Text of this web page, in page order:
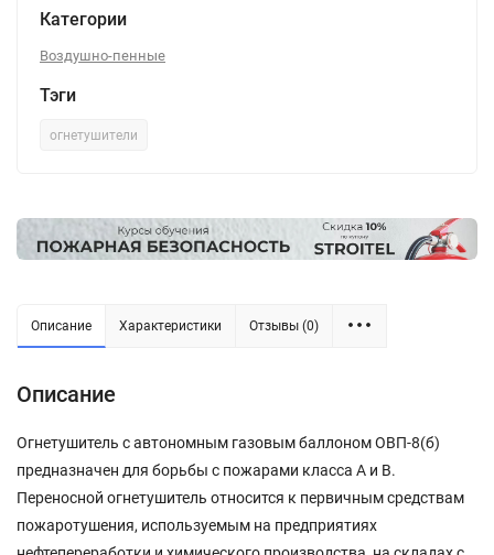
Категории
Воздушно-пенные
Тэги
огнетушители
Описание Характеристики Отзывы (0)
Описание
Огнетушитель с автономным газовым баллоном ОВП-8(б)
предназначен для борьбы с пожарами класса А и В.
Переносной огнетушитель относится к первичным средствам
пожаротушения, используемым на предприятиях